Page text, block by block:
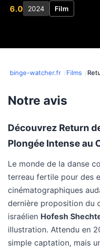
6.0 2024 Film
binge-watcher.fr Films
Notre avis
Découvrez Return
Plongée Intense au
Le monde de la danse
terreau fertile pour des
cinématographiques
dernière proposition du
israélien Hofesh
illustration. Attendu en
simple captation, mais